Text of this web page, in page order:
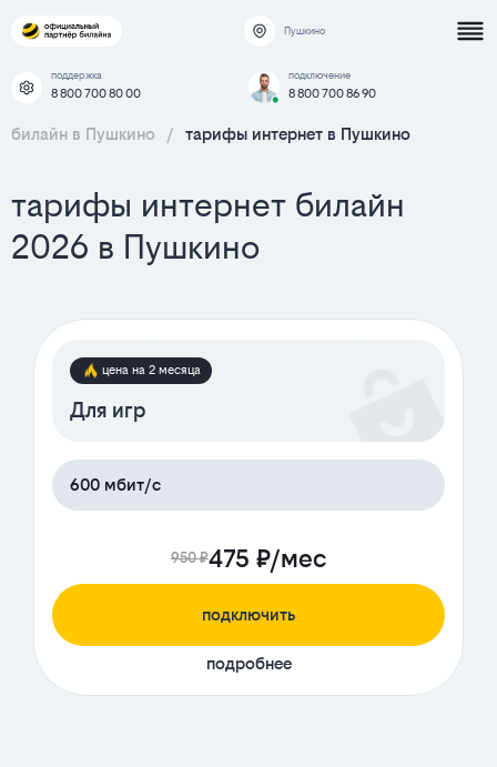
Пушкино
поддержка
8 800 700 80 00
подключение
8 800 700 86 90
билайн в Пушкино / тарифы интернет в Пушкино
тарифы интернет билайн
2026 в Пушкино
цена на 2 месяца
Для игр
600 мбит/с
950 ₽475 ₽/мес
подключить
подробнее